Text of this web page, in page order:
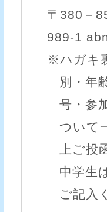
〒380－
989-1
※ハガキ
別・年
号・参
ついて
上ご投
中学生
ご記入